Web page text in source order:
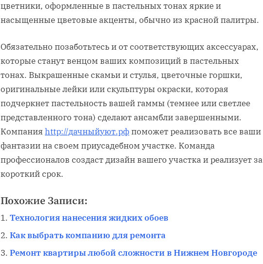
цветники, оформленные в пастельных тонах яркие и
насыщенные цветовые акценты, обычно из красной палитры.
Обязательно позаботьтесь и от соответствующих аксессуарах,
которые станут венцом ваших композиций в пастельных
тонах. Выкрашенные скамьи и стулья, цветочные горшки,
оригинальные лейки или скульптуры окраски, которая
подчеркнет пастельность вашей гаммы (темнее или светлее
представленного тона) сделают ансамбли завершенными.
Компания http://дачныйуют.рфпоможет реализовать все ваши
фантазии на своем приусадебном участке. Команда
профессионалов создаст дизайн вашего участка и реализует за
короткий срок.
Похожие Записи:
Технология нанесения жидких обоев
Как выбрать компанию для ремонта
Ремонт квартиры любой сложности в Нижнем Новгороде